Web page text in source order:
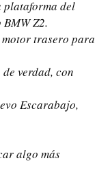
plataforma del
Z2.
trasero para
verdad, con
Escarabajo,
algo más